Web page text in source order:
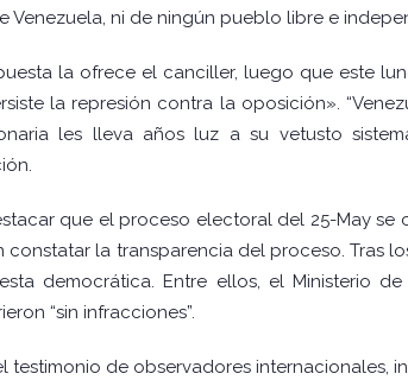
Venezuela, ni de ningún pueblo libre e
la ofrece el canciller, luego que este
la represión contra la oposición».
les lleva años luz a su vetusto
que el proceso electoral del 25-May
constatar la transparencia del proceso. Tras
democrática. Entre ellos, el Ministerio
“sin infracciones”.
testimonio de observadores internacionales,